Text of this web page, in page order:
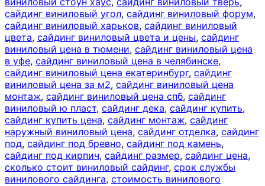
сайдинг виниловый угол, сайдинг виниловый форум,
сайдинг виниловый харьков, сайдинг виниловый
цвета, сайдинг виниловый цвета и цены, сайдинг
виниловый цена в тюмени, сайдинг виниловый цена
в уфе, сайдинг виниловый цена в челябинске,
сайдинг виниловый цена екатеринбург, сайдинг
виниловый цена за м2, сайдинг виниловый цена
монтаж, сайдинг виниловый цена спб, сайдинг
виниловый ю пласт, сайдинг дека, сайдинг купить,
сайдинг купить цена, сайдинг монтаж, сайдинг
наружный виниловый цена, сайдинг отделка, сайдинг
под, сайдинг под бревно, сайдинг под камень,
сайдинг под кирпич, сайдинг размер, сайдинг цена,
сколько стоит виниловый сайдинг, срок службы
винилового сайдинга, стоимость винилового